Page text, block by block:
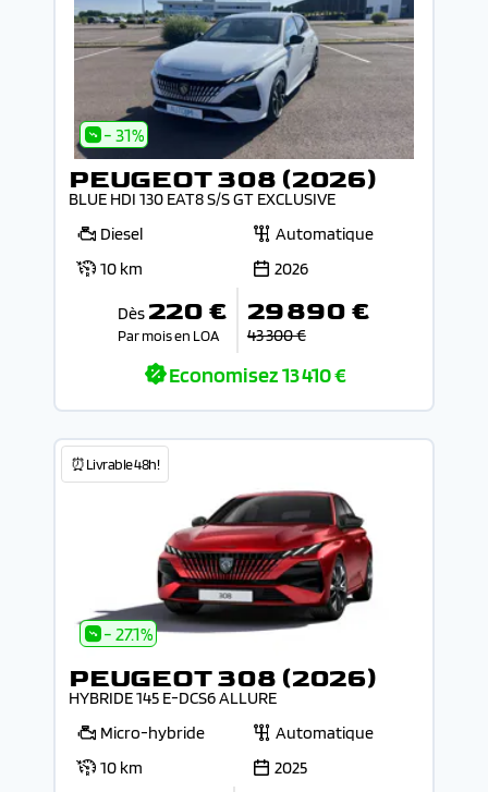
- 31%
PEUGEOT 308 (2026)
BLUE HDI 130 EAT8 S/S GT EXCLUSIVE
Diesel
Automatique
10 km
2026
Dès 220 €
Par mois en LOA
29 890 €
43 300 €
Economisez13 410 €
⏰Livrable 48h!
- 27.1%
PEUGEOT 308 (2026)
HYBRIDE 145 E-DCS6 ALLURE
Micro-hybride
Automatique
10 km
2025